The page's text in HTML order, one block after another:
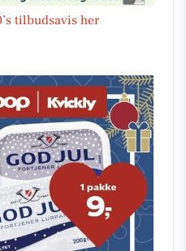
tilbudsavis her